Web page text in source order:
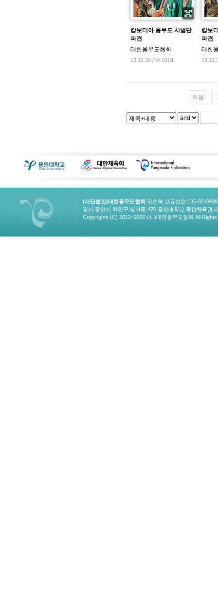
캄보디아 용무도 시범단
파견
대한용무도협회
13.12.30 / hit 6101
캄보
파견
대한
처음
(사단법인)대한용무도협회 권순혁 고유번호:135-82-
경기 용인시 처인구 삼가동 470 용인대학교 종합체육관
Copyrights (C) 2012~2020 (사)대한용무도협회 All